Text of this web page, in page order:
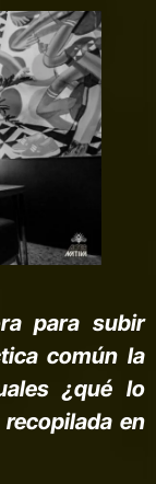
para subir
común la
¿qué lo
en